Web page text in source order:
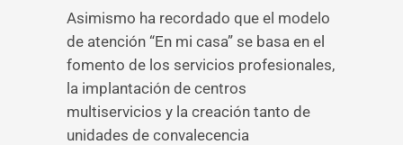
Asimismo ha recordado que el modelo
de atención “En mi casa” se basa en el
fomento de los servicios profesionales,
la implantación de centros
multiservicios y la creación tanto de
unidades de convalecencia